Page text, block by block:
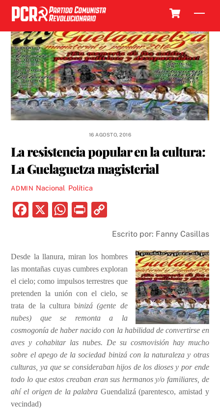
Skip
content
16 AGOSTO, 2016
La resistencia popular en la cultura:
La Guelaguetza magisterial
ADMIN Nacional, Política
F
e
b
o
o
k
X
W
s
A
p
p
P
p
y
Li
n
k
Escrito por: Fanny Casillas
Desde la llanura, miran los hombres
las montañas cuyas cumbres exploran
el cielo; como impulsos terrestres que
pretenden la unión con el cielo, se
trata de la cultura binizá(gente de
nubes) que se remontaa la
cosmogonía de haber nacido con la habilidad de convertirse en
aves y cohabitar las nubes. De su cosmovisión hay mucho
sobre el apego de la sociedad binizá con la naturaleza y otras
culturas, ya que se consideraban hijos de los dioses y por ende
todo lo que estos creaban eran sus hermanos y/o familiares, de
ahí el origen de la palabra Guendalizá (parentesco, amistad y
vecindad)